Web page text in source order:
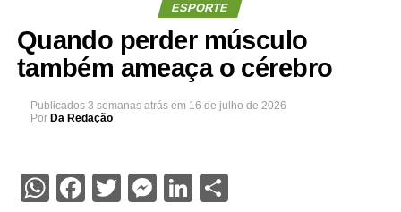
ESPORTE
Quando perder músculo
também ameaça o cérebro
Publicados 3 semanas atrás em 16 de julho de 2026
Por Da Redação
WhatsApp
Facebook
TwitterMessenger
LinkedIn